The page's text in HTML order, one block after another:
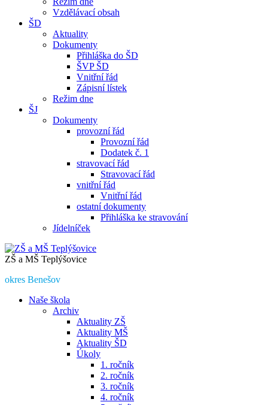
Vzdělávací obsah
ŠD
Aktuality
Dokumenty
Přihláška do ŠD
ŠVP ŠD
Vnitřní řád
Zápisní lístek
Režim dne
ŠJ
Dokumenty
provozní řád
Provozní řád
Dodatek č. 1
stravovací řád
Stravovací řád
vnitřní řád
Vnitřní řád
ostatní dokumenty
Přihláška ke stravování
Jídelníček
ZŠ a MŠ Teplýšovice
okres Benešov
Naše škola
Archiv
Aktuality ZŠ
Aktuality MŠ
Aktuality ŠD
Úkoly
1. ročník
2. ročník
3. ročník
4. ročník